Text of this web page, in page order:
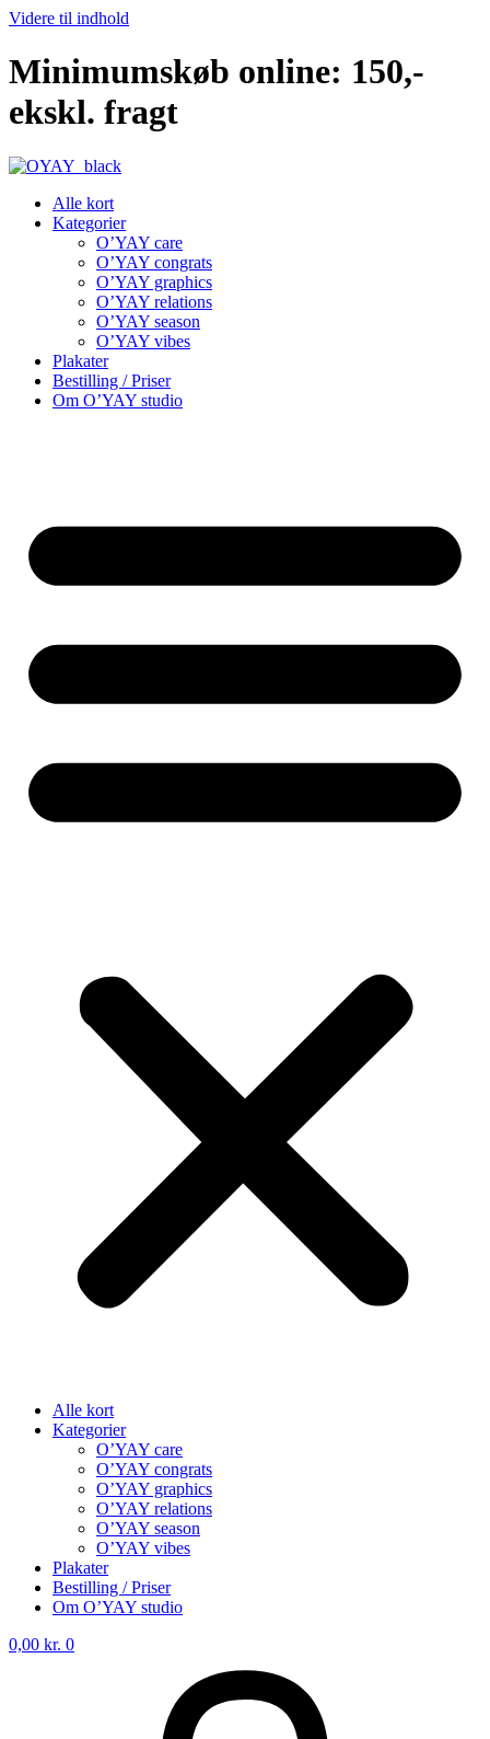
Videre til indhold
Minimumskøb online: 150,-
ekskl. fragt
Alle kort
Kategorier
O’YAY care
O’YAY congrats
O’YAY graphics
O’YAY relations
O’YAY season
O’YAY vibes
Plakater
Bestilling / Priser
Om O’YAY studio
Alle kort
Kategorier
O’YAY care
O’YAY congrats
O’YAY graphics
O’YAY relations
O’YAY season
O’YAY vibes
Plakater
Bestilling / Priser
Om O’YAY studio
0,00 kr. 0